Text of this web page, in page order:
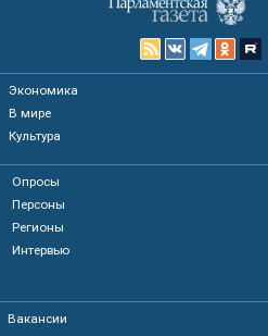
Экономика
В мире
Культура
Опросы
Персоны
Регионы
Интервью
Вакансии